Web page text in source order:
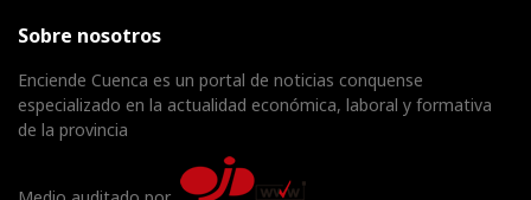
Sobre nosotros
Enciende Cuenca es un portal de noticias conquense
especializado en la actualidad económica, laboral y formativa
de la provincia